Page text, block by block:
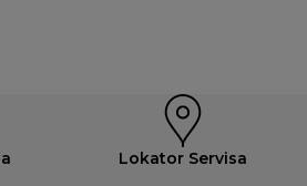
Lokator Servisa